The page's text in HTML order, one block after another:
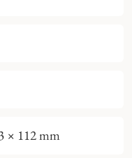
× 112 mm